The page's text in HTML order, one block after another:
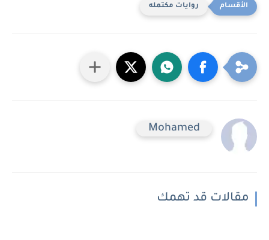
روايات مكتمله
Mohamed
مقالات قد تهمك